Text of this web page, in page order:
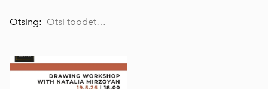
Otsing: